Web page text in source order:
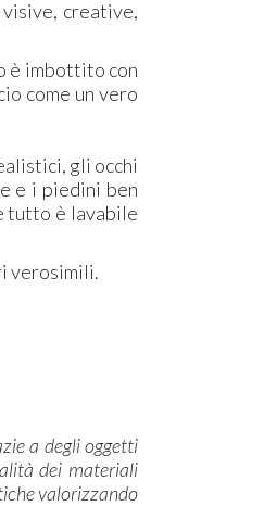
creative,
è imbottito con
come un vero
gli occhi
e i piedini ben
tutto è lavabile
verosimili.
a degli oggetti
dei materiali
valorizzando